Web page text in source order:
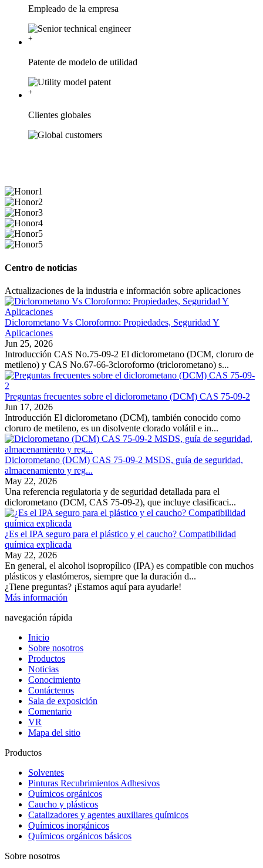
Empleado de la empresa
+
Patente de modelo de utilidad
+
Clientes globales
Centro de noticias
Actualizaciones de la industria e información sobre aplicaciones
Diclorometano Vs Cloroformo: Propiedades, Seguridad Y
Aplicaciones
Jun 25, 2026
Introducción CAS No.75-09-2 El diclorometano (DCM, cloruro de
metileno) y CAS No.67-66-3cloroformo (triclorometano) s...
Preguntas frecuentes sobre el diclorometano (DCM) CAS 75-09-2
Jun 17, 2026
Introducción El diclorometano (DCM), también conocido como
cloruro de metileno, es un disolvente clorado volátil e in...
Diclorometano (DCM) CAS 75-09-2 MSDS, guía de seguridad,
almacenamiento y reg...
May 22, 2026
Una referencia regulatoria y de seguridad detallada para el
diclorometano (DCM, CAS 75-09-2), que incluye clasificaci...
¿Es el IPA seguro para el plástico y el caucho? Compatibilidad
química explicada
May 22, 2026
En general, el alcohol isopropílico (IPA) es compatible con muchos
plásticos y elastómeros, siempre que la duración d...
¿Tiene preguntas? ¡Estamos aquí para ayudarle!
Más información
navegación rápida
Inicio
Sobre nosotros
Productos
Noticias
Conocimiento
Contáctenos
Sala de exposición
Comentario
VR
Mapa del sitio
Productos
Solventes
Pinturas Recubrimientos Adhesivos
Químicos orgánicos
Caucho y plásticos
Catalizadores y agentes auxiliares químicos
Químicos inorgánicos
Químicos orgánicos básicos
Sobre nosotros